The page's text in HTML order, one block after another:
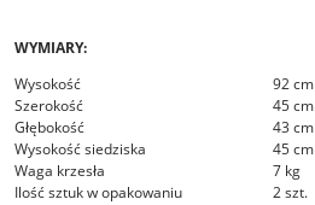
WYMIARY:
Wysokość
92 cm
Szerokość
45 cm
Głębokość
43 cm
Wysokość siedziska
45 cm
Waga krzesła
7 kg
Ilość sztuk w opakowaniu
2 szt.